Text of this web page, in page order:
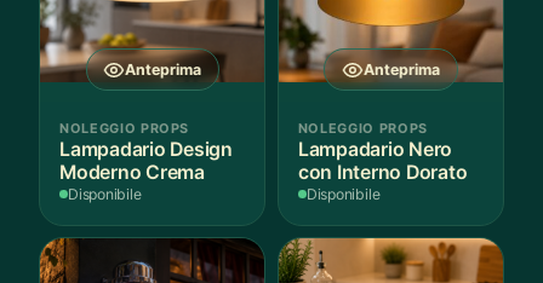
Anteprima
NOLEGGIO PROPS
Lampadario Design
Moderno Crema
Disponibile
Anteprima
NOLEGGIO PROPS
Lampadario Nero
con Interno Dorato
Disponibile